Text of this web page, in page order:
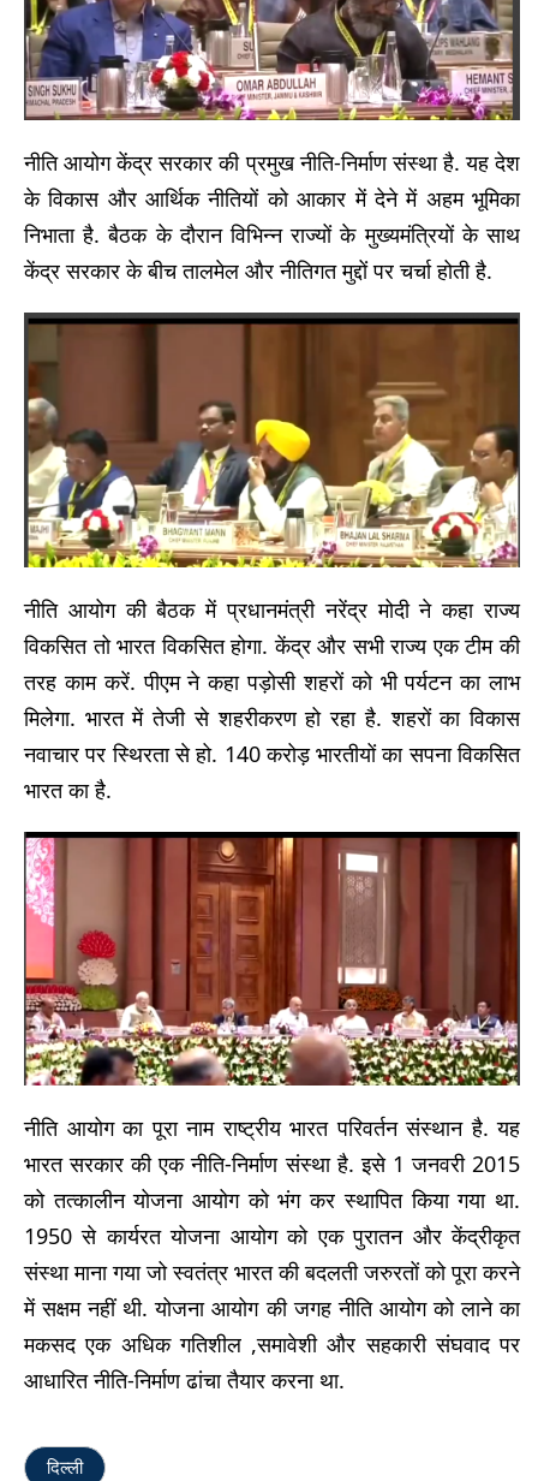
नीति आयोग केंद्र सरकार की प्रमुख नीति-निर्माण संस्था है. यह देश
के विकास और आर्थिक नीतियों को आकार में देने में अहम भूमिका
निभाता है. बैठक के दौरान विभिन्न राज्यों के मुख्यमंत्रियों के साथ
केंद्र सरकार के बीच तालमेल और नीतिगत मुद्दों पर चर्चा होती है.
नीति आयोग की बैठक में प्रधानमंत्री नरेंद्र मोदी ने कहा राज्य
विकसित तो भारत विकसित होगा. केंद्र और सभी राज्य एक टीम की
तरह काम करें. पीएम ने कहा पड़ोसी शहरों को भी पर्यटन का लाभ
मिलेगा. भारत में तेजी से शहरीकरण हो रहा है. शहरों का विकास
नवाचार पर स्थिरता से हो. 140 करोड़ भारतीयों का सपना विकसित
भारत का है.
नीति आयोग का पूरा नाम राष्ट्रीय भारत परिवर्तन संस्थान है. यह
भारत सरकार की एक नीति-निर्माण संस्था है. इसे 1 जनवरी 2015
को तत्कालीन योजना आयोग को भंग कर स्थापित किया गया था.
1950 से कार्यरत योजना आयोग को एक पुरातन और केंद्रीकृत
संस्था माना गया जो स्वतंत्र भारत की बदलती जरुरतों को पूरा करने
में सक्षम नहीं थी. योजना आयोग की जगह नीति आयोग को लाने का
मकसद एक अधिक गतिशील ,समावेशी और सहकारी संघवाद पर
आधारित नीति-निर्माण ढांचा तैयार करना था.
दिल्ली